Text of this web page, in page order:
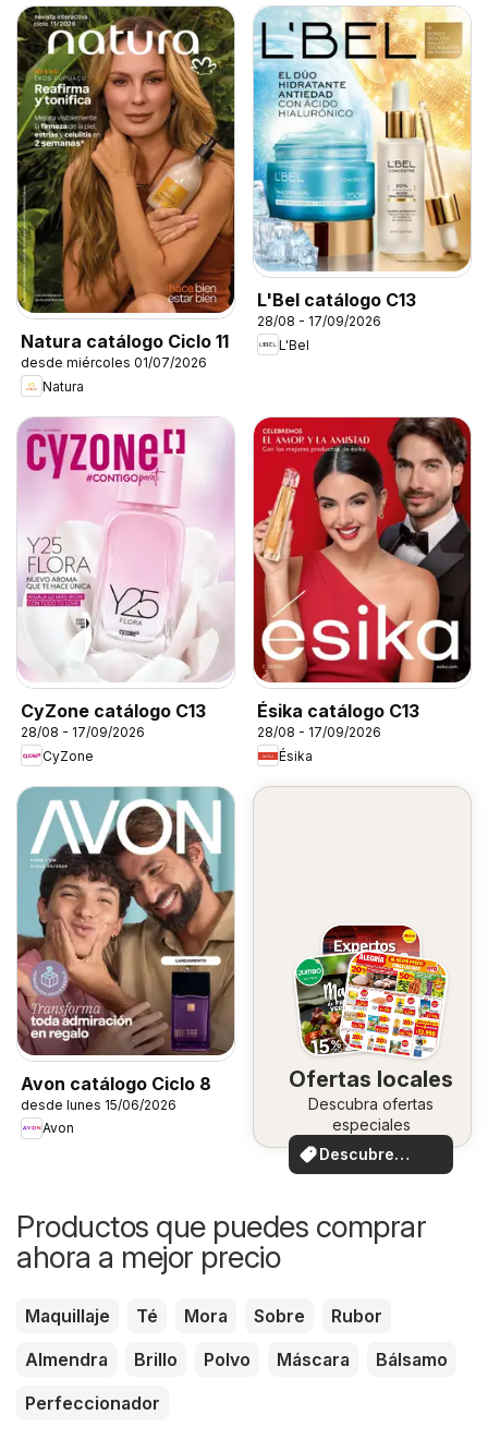
Natura catálogo Ciclo 11
desde miércoles 01/07/2026
Natura
L'Bel catálogo C13
28/08 - 17/09/2026
L'Bel
CyZone catálogo C13
28/08 - 17/09/2026
CyZone
Ésika catálogo C13
28/08 - 17/09/2026
Ésika
Avon catálogo Ciclo 8
desde lunes 15/06/2026
Avon
Ofertas locales
Descubra ofertas
especiales
Descubre
ofertas
Productos que puedes comprar
ahora a mejor precio
Maquillaje Té Mora Sobre
Rubor
Almendra
Brillo Polvo Máscara
Bálsamo
Perfeccionador